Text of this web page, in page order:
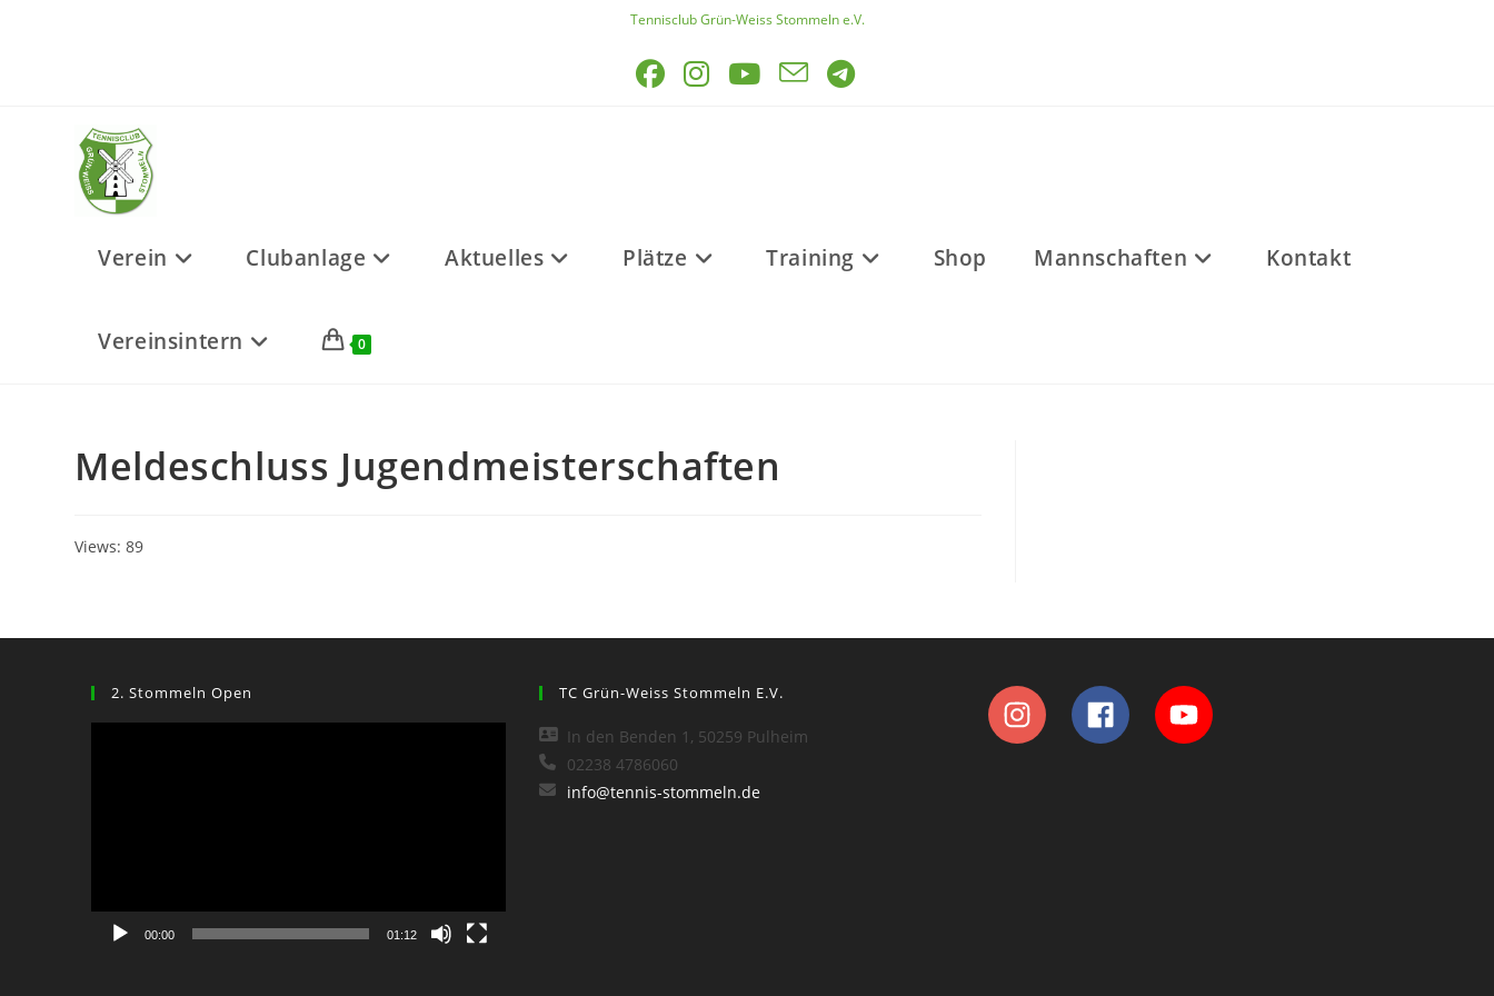
Tennisclub Grün-Weiss Stommeln e.V.
Verein Clubanlage Aktuelles Plätze Training Shop Mannschaften Kontakt
Vereinsintern 0
Meldeschluss Jugendmeisterschaften
Views: 89
2. Stommeln Open
00:00 01:12
TC Grün-Weiss Stommeln E.V.
In den Benden 1, 50259 Pulheim
02238 4786060
info@tennis-stommeln.de